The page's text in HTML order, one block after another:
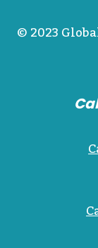
© 2023